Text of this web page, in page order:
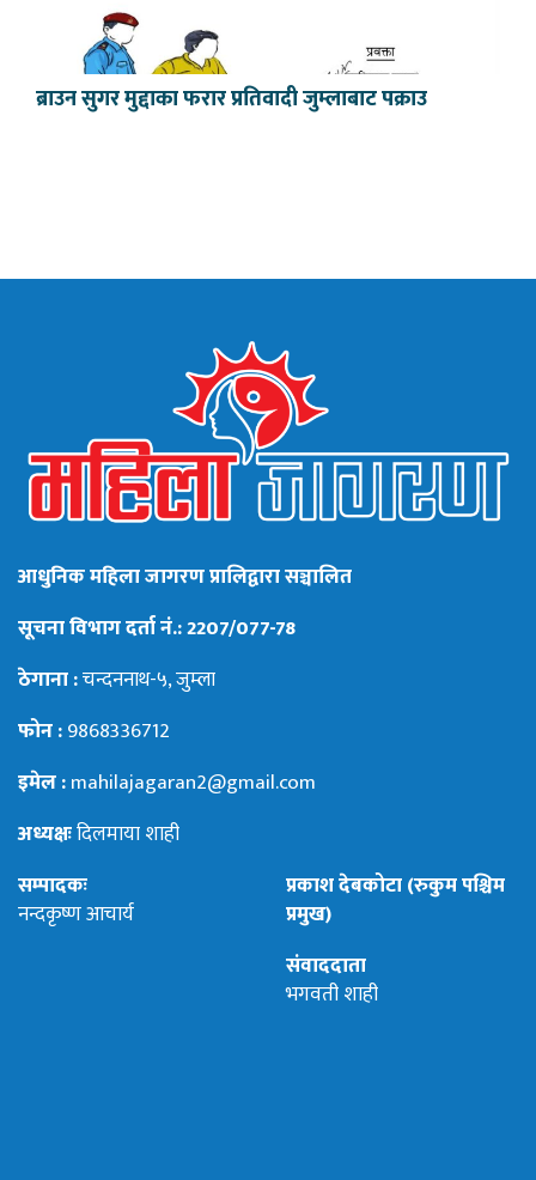
ब्राउन सुगर मुद्दाका फरार प्रतिवादी जुम्लाबाट पक्राउ
आधुनिक महिला जागरण प्रालिद्वारा सञ्चालित
सूचना विभाग दर्ता नं.: 2207/077-78
ठेगाना :चन्दननाथ-५, जुम्ला
फोन :9868336712
इमेल :mahilajagaran2@gmail.com
अध्यक्षःदिलमाया शाही
सम्पादकः
नन्दकृष्ण आचार्य
प्रकाश देबकोटा (रुकुम पश्चिम
प्रमुख)
संवाददाता
भगवती शाही